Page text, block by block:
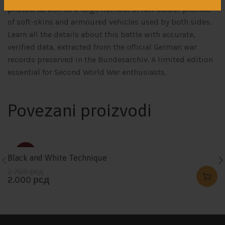
photos, as well as a large number of full-colour profiles
of soft-skins and armoured vehicles used by both sides.
Learn all the details about this battle with accurate,
verified data, extracted from the official German war
records preserved in the Bundesarchiv. A limited edition
essential for Second World War enthusiasts.
Povezani proizvodi
-26%
Black and White Technique
2.000 рсд